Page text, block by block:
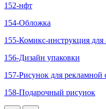
152-нфт
154-Обложка
155-Комикс-инструкция для
156-Дизайн упаковки
157-Рисунок для рекламной
158-Подарочный рисунок